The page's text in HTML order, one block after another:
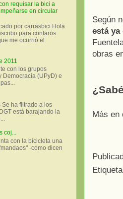
Según
está ya
obras
Más en
requisar la bici a
en circular
por carrasbici Hola
para contaros
me ocurrió el
2011
con los grupos
Democracia (UPyD) e
Se ha filtrado a los
está barajando la
coj...
con la bicicleta una
-como dicen